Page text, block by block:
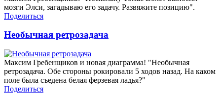
мозги Элси, загадываю его задачу. Развяжите позицию".
Поделиться
Необычная ретрозадача
Максим Гребенщиков и новая диаграмма! "Необычная
ретрозадача. Обе стороны рокировали 5 ходов назад. На каком
поле была съедена белая ферзевая ладья?"
Поделиться